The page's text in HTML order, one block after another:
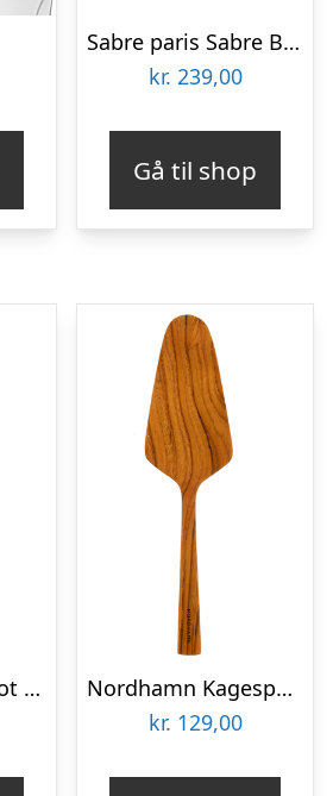
Sabre paris Sabre Bistrot Solid Kagespade, marineblå
kr. 239,00
Gå til shop
Sabre paris Bistrot Teak kagespade 27 cm, teak
Nordhamn Kagespade 26 cm, teak
kr. 129,00